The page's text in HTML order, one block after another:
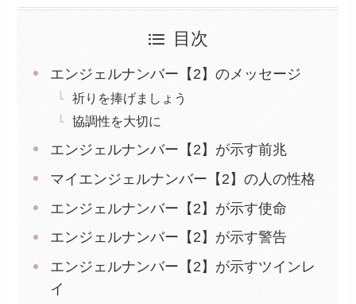
目次
エンジェルナンバー【2】のメッセージ
祈りを捧げましょう
協調性を大切に
エンジェルナンバー【2】が示す前兆
マイエンジェルナンバー【2】の人の性格
エンジェルナンバー【2】が示す使命
エンジェルナンバー【2】が示す警告
エンジェルナンバー【2】が示すツインレ
イ